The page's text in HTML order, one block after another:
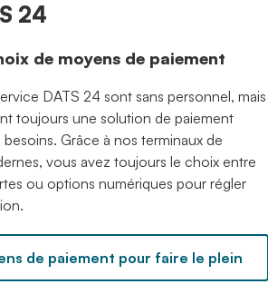
24
de moyens de paiement
DATS 24 sont sans personnel, mais
toujours une solution de paiement
Grâce à nos terminaux de
vous avez toujours le choix entre
ou options numériques pour régler
de paiement pour faire le plein